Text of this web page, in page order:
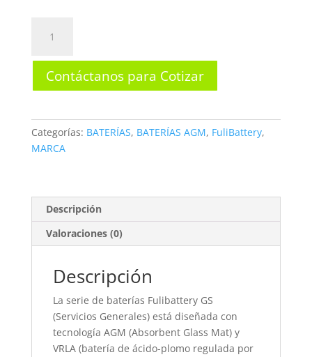
AGM
35A
12V
Contáctanos para Cotizar
Categorías: BATERÍAS, BATERÍAS AGM, FuliBattery,
MARCA
Descripción
Valoraciones (0)
Descripción
La serie de baterías Fulibattery GS
(Servicios Generales) está diseñada con
tecnología AGM (Absorbent Glass Mat) y
VRLA (batería de ácido-plomo regulada por